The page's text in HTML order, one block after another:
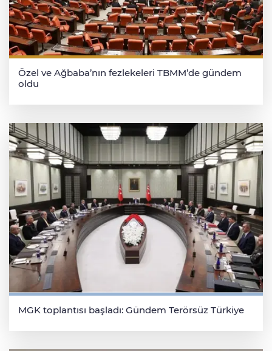
Özel ve Ağbaba’nın fezlekeleri TBMM’de gündem
oldu
MGK toplantısı başladı: Gündem Terörsüz Türkiye